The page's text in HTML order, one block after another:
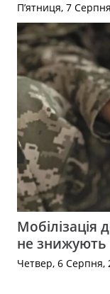
П’ятниця, 7
Мобілізація
не знижують
Четвер, 6 Серпня,